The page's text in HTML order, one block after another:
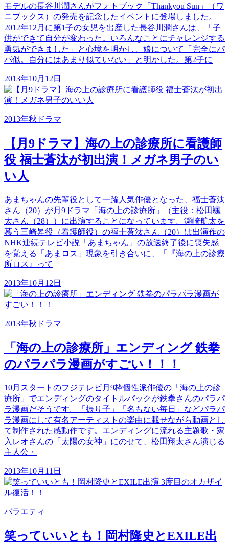
モデルの長谷川潤さんがフォトブック「Thankyou Sun」（ワ
ニブックス）の発売を記念したイベントに登場しました。
2012年12月に第1子の女児を出産した長谷川潤さんは、「子
供ができて自分が変わった。いろんなことにチャレンジする
勇気ができました」と心境を明かし、娘について「完全にパ
パ似。自分にはあまり似ていない」と明かした。第2子に
2013年10月12日
2013年秋ドラマ
【月9ドラマ】海の上の診療所に看護師
役 福士蒼汰が初出演！メガネ男子のい
い人
あまちゃんの先輩役として一躍人気俳優となった、福士蒼汰
さん（20）が月9ドラマ「海の上の診療所」（主役：松田颯
太さん（28））に出演することになっています。瀬崎航太を
慕う三崎昇役（看護師役）の福士蒼汰さん（20）は出演作の
NHK連続テレビ小説「あまちゃん」の放送終了後に喪失感
を覚える「あまロス」現象を引き合いに、「『海の上の診療
所ロス』って
2013年10月12日
2013年秋ドラマ
「海の上の診療所」エンディング 鉄拳
のパラパラ漫画がすごい！！！
10月スタートのフジテレビ月9枠個性派俳優の「海の上の診
療所」でエンディングのタイトルバックが鉄拳さんのパラパ
ラ漫画だそうです。「振り子」「名もない毎日」などパラパ
ラ漫画にして有名アーティストの楽曲に載せながら動画とし
て制作された感動作です。エンディングに流れる主題歌・家
入レオさんの「太陽の女神」にのせて、松田翔太さん演じる
主人公・
2013年10月11日
バラエティ
笑っていいとも！岡村隆史とEXILE出